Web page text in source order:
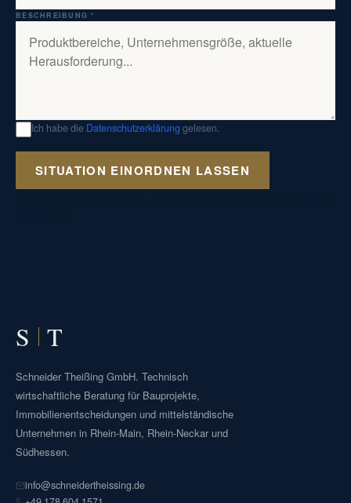
BESCHREIBUNG *
Ich habe die Datenschutzerklärung gelesen.
SITUATION EINORDNEN LASSEN
S T
Schneider Theißing GmbH. Technisch
wirtschaftliche Beratung für Bauprojekte,
Immobilienentscheidungen und mittelständische
Unternehmen in Rhein-Main, Rhein-Neckar und
Südhessen.
info@schneidertheissing.de